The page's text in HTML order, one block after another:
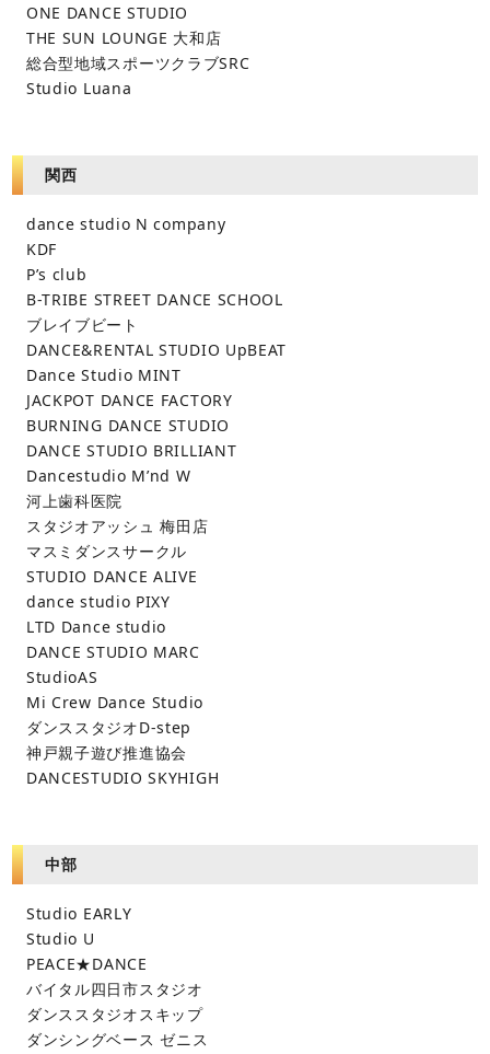
ONE DANCE STUDIO
THE SUN LOUNGE 大和店
総合型地域スポーツクラブSRC
Studio Luana
関西
dance studio N company
KDF
P’s club
B-TRIBE STREET DANCE SCHOOL
ブレイブビート
DANCE&RENTAL STUDIO UpBEAT
Dance Studio MINT
JACKPOT DANCE FACTORY
BURNING DANCE STUDIO
DANCE STUDIO BRILLIANT
Dancestudio M’nd W
河上歯科医院
スタジオアッシュ 梅田店
マスミダンスサークル
STUDIO DANCE ALIVE
dance studio PIXY
LTD Dance studio
DANCE STUDIO MARC
StudioAS
Mi Crew Dance Studio
ダンススタジオD-step
神戸親子遊び推進協会
DANCESTUDIO SKYHIGH
中部
Studio EARLY
Studio U
PEACE★DANCE
バイタル四日市スタジオ
ダンススタジオスキップ
ダンシングベース ゼニス